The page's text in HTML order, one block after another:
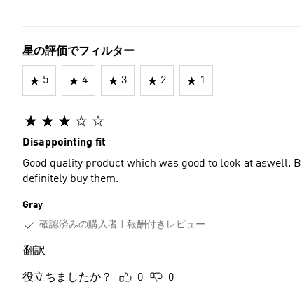
星の評価でフィルター
5 4 3 2 1
Disappointing fit
Good quality product which was good to look at aswell.
definitely buy them.
Gray
確認済みの購入者
報酬付きレビュー
翻訳
役立ちましたか？ 0 0